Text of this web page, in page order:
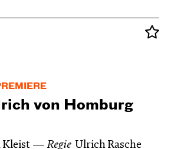
von Homburg
Kleist Regie Ulrich Rasche